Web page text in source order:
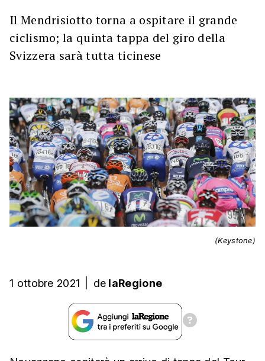
Il Mendrisiotto torna a ospitare il grande
ciclismo; la quinta tappa del giro della
Svizzera sarà tutta ticinese
(Keystone)
1 ottobre 2021 de laRegione